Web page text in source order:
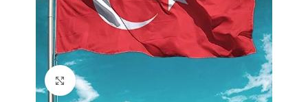
Büyütmek için tıklayın